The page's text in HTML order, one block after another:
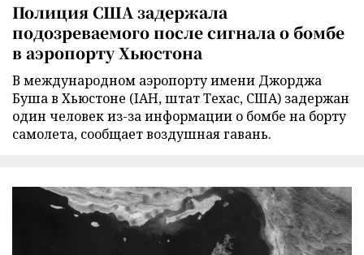
Полиция США задержала
подозреваемого после сигнала о бомбе
в аэропорту Хьюстона
В международном аэропорту имени Джорджа
Буша в Хьюстоне (IAH, штат Техас, США) задержан
один человек из-за информации о бомбе на борту
самолета, сообщает воздушная гавань.